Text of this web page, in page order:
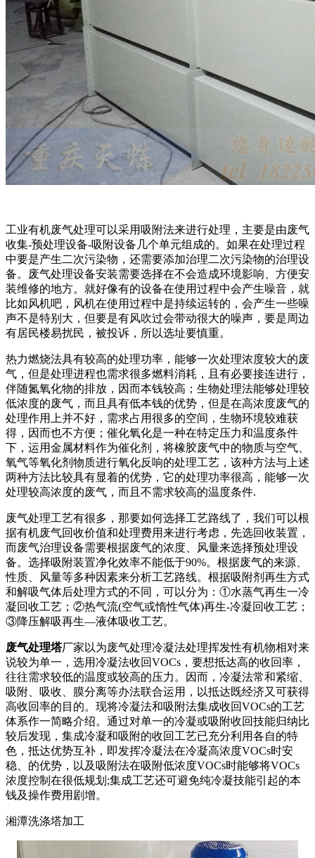
工业有机废气处理可以采用吸附法来进行处理，主要是由废气
收集-预处理设备-吸附设备几个单元组成的。如果在处理过程
中要是产生二次污染物，还需要添加治理二次污染物的治理设
备。废气处理设备安装需要选择在不会造成环境影响、方便安
装维修的地方。就好像有的设备在使用过程中会产生噪音，就
比如风机吧，风机在使用过程中是持续运转的，会产生一些噪
声不是特别大，但要是有风吹过会带动很大的噪声，要是周边
有居民楼易扰民，被投诉，所以选址要慎重。
热力燃烧法具有较高的处理功率，能够一次处理浓度较大的废
气，但是处理进程也需求很多燃料消耗，且有必要接连进行，
伴随氮氧化物的排放，因而本钱较高；生物处理法能够处理较
低浓度的废气，而且具有低本钱的优势，但是在高浓度废气的
处理作用上并不好，需求占用很多的空间，生物环境较难获
得，因而也不方便；催化氧化是一种在特定压力和温度条件
下，运用金属材料作为催化剂，将橡胶废气中的物质与空气、
氧气等氧化剂物质进行氧化反响的处理工艺，该种方法与上述
两种方法比较具有显着的优势，它的处理功率很高，能够一次
处理较高浓度的废气，而且不需求较高的温度条件.
废气处理工艺有很多，那要如何选择工艺路线了，我们可以根
据有机废气回收价值和处理费用来进行考虑，先选回收装置，
而废气治理设备需要根据废气的浓度、风量来选择预处理设
备。选择吸附装置净化效率不能低于90%。根据废气的来源、
性质、风量等多种因素来分析工艺路线。根据吸附剂再生方式
和解吸气体后处理方式的不同，可以分为：①水蒸气再生一冷
凝回收工艺；②热气流(空气或惰性气体)再生-冷凝回收工艺；
③降压解吸再生—液体吸收工艺。
废气处理塔厂家以为废气处理冷凝法处理挥发性有机物相对来
说较为单一，选用冷凝法收回VOCs，要想抵达高的收回率，
往往需求较低的温度或较高的压力。因而，冷凝法常和紧缩、
吸附、吸收、膜分离等办法联合运用，以抵达既经济又可获得
高收回率的目的。现将冷凝法和吸附法集成收回VOCs的工艺
体系作一简略介绍。通过对单一的冷凝或吸附收回技能归纳比
较后发现，集成冷凝和吸附的收回工艺已充分利用各自的特
色，抵达优势互补，即发挥冷凝法在冷凝高浓度VOCs时安
稳、的优势，以及吸附法在吸附低浓度VOCs时能够将VOCs
浓度控制在很低规划;集成工艺还可避免纯冷凝技能引起的本
钱及操作费用剧增。
湘潭洗涤塔加工